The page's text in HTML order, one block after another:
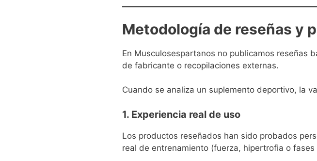
Metodología de reseñas y
En Musculosespartanos no publicamos reseñas
de fabricante o recopilaciones externas.
Cuando se analiza un suplemento deportivo, la
1. Experiencia real de uso
Los productos reseñados han sido probados
real de entrenamiento (fuerza, hipertrofia o